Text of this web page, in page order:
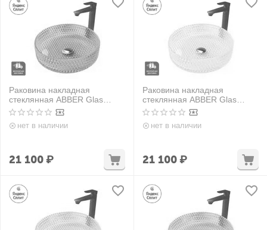
Раковина накладная
стеклянная ABBER Glas
AK2301DB синяя
нет в наличии
21 100₽
Раковина накладная
стеклянная ABBER Glas
AK2301Y желтая
нет в наличии
21 100₽